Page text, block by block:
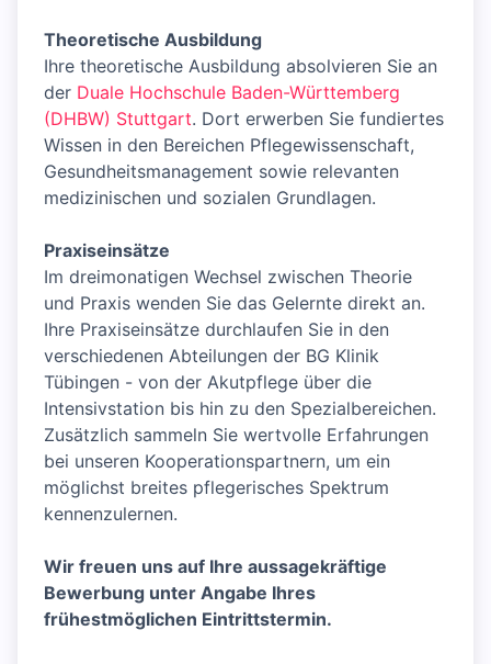
Theoretische Ausbildung
Ihre theoretische Ausbildung absolvieren Sie an
der Duale Hochschule Baden-Württemberg
(DHBW) Stuttgart. Dort erwerben Sie fundiertes
Wissen in den Bereichen Pflegewissenschaft,
Gesundheitsmanagement sowie relevanten
medizinischen und sozialen Grundlagen.
Praxiseinsätze
Im dreimonatigen Wechsel zwischen Theorie
und Praxis wenden Sie das Gelernte direkt an.
Ihre Praxiseinsätze durchlaufen Sie in den
verschiedenen Abteilungen der BG Klinik
Tübingen - von der Akutpflege über die
Intensivstation bis hin zu den Spezialbereichen.
Zusätzlich sammeln Sie wertvolle Erfahrungen
bei unseren Kooperationspartnern, um ein
möglichst breites pflegerisches Spektrum
kennenzulernen.
Wir freuen uns auf Ihre aussagekräftige
Bewerbung unter Angabe Ihres
frühestmöglichen Eintrittstermin.